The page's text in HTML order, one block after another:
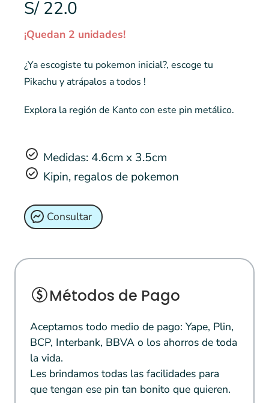
S/ 22.0
¡Quedan 2 unidades!
¿Ya escogiste tu pokemon inicial?, escoge tu
Pikachu yatrápalos a todos !
Explora la región de Kanto con este pin metálico.
Medidas: 4.6cm x 3.5cm
Kipin, regalos de pokemon
Consultar
Métodos de Pago
Aceptamos todo medio de pago: Yape, Plin,
BCP, Interbank, BBVA o los ahorros de toda
la vida.
Les brindamos todas las facilidades para
que tengan ese pin tan bonito que quieren.